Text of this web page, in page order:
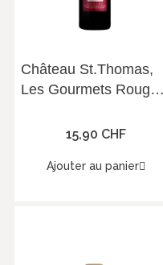
Château St.Thomas,
Les Gourmets Rouge,
2021, 75 cl, 13°,
15,90 CHF
Ajouter au panier